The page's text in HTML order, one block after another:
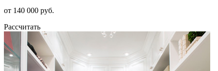
от 140 000 руб.
Рассчитать